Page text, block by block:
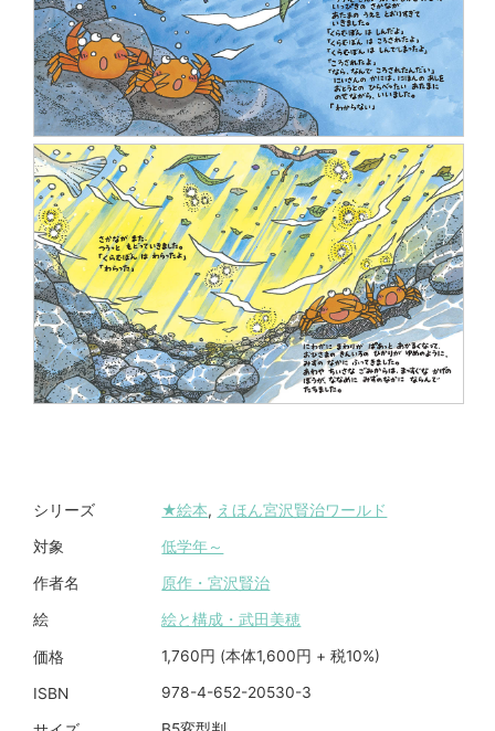
シリーズ ★絵本, えほん宮沢賢治ワールド
対象 低学年～
作者名 原作・宮沢賢治
絵 絵と構成・武田美穂
価格 1,760円 (本体1,600円 + 税10%)
ISBN 978-4-652-20530-3